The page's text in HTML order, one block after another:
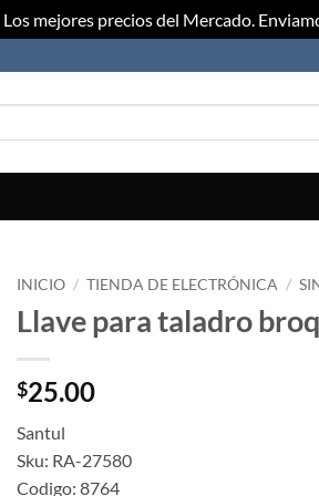
Los mejores precios del Mercado.
INICIO / TIENDA DE ELECTRÓNICA /
Llave para taladro
$25.00
Santul
Sku: RA-27580
Codigo: 8764